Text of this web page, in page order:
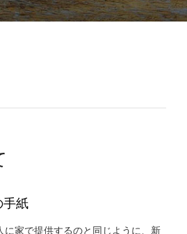
手紙
に家で提供するのと同じように、新